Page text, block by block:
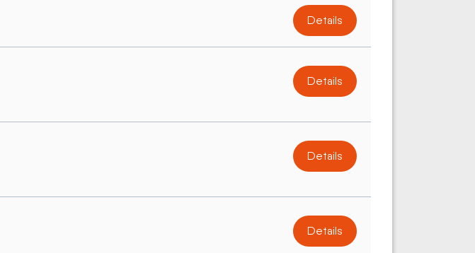
Details
Details
Details
Details